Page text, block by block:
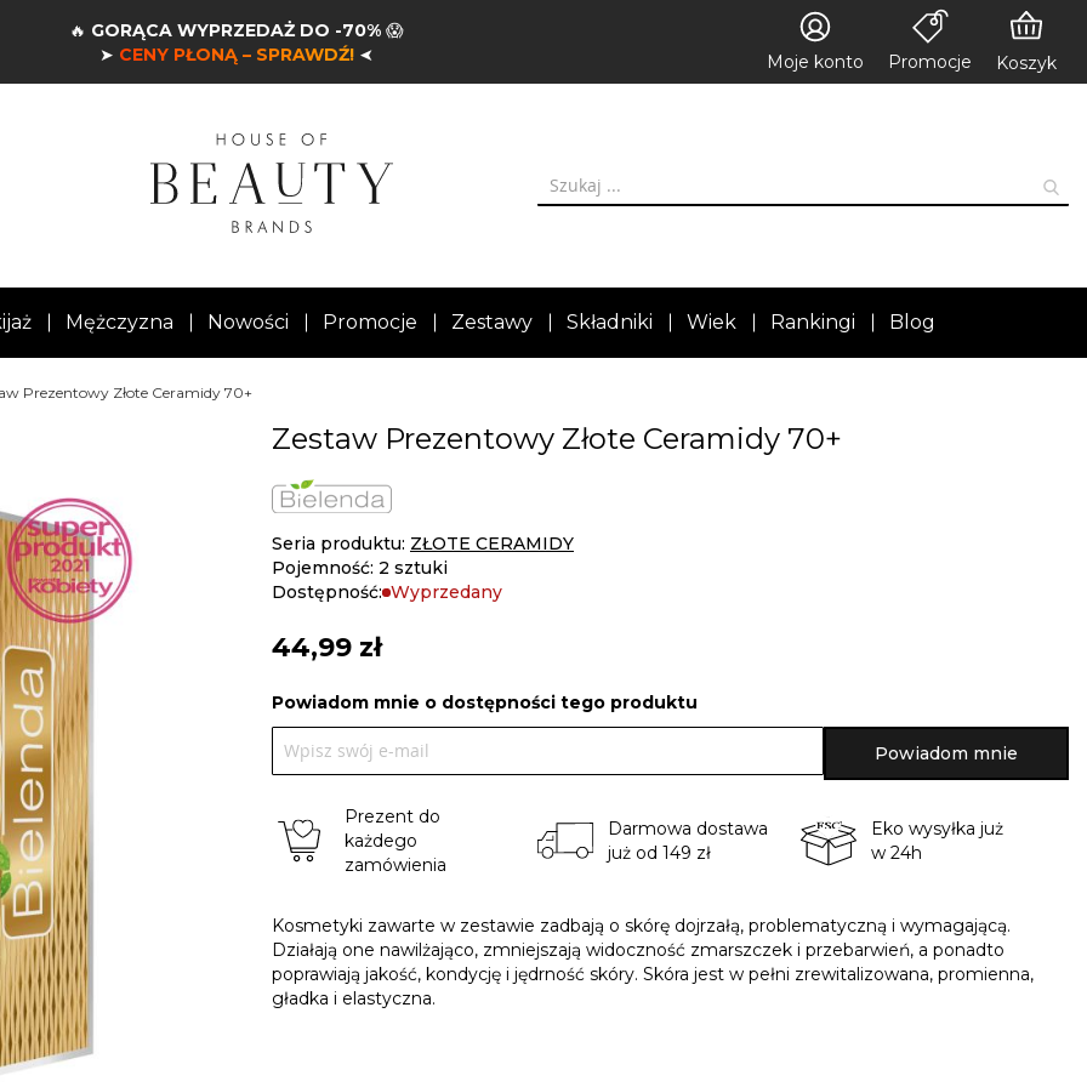
🔥 GORĄCA WYPRZEDAŻ DO -70%😱
➤ CENY PŁONĄ – SPRAWDŹ! ➤ Moje konto Promocje Koszyk
Mężczyzna Nowości Promocje Zestawy Składniki Wiek Rankingi Blog
Prezentowy Złote Ceramidy 70+
Zestaw Prezentowy Złote Ceramidy 70+
Seria produktu: ZŁOTE CERAMIDY
Pojemność: 2 sztuki
Dostępność: Wyprzedany
44,99 zł
Powiadom mnie o dostępności tego produktu
Powiadom mnie
Prezent do
każdego
zamówienia
Darmowa dostawa
już od 149 zł
Eko wysyłka już
w 24h
Kosmetyki zawarte w zestawie zadbają o skórę dojrzałą, problematyczną i wymagającą.
Działają one nawilżająco, zmniejszają widoczność zmarszczek i przebarwień, a ponadto
poprawiają jakość, kondycję i jędrność skóry. Skóra jest w pełni zrewitalizowana, promienna,
gładka i elastyczna.